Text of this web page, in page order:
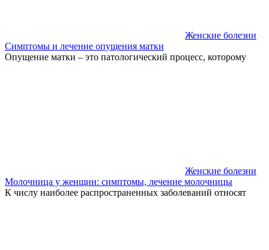
Женские болезни
Симптомы и лечение опущения матки
Опущение матки – это патологический процесс, которому
Женские болезни
Молочница у женщин: симптомы, лечение молочницы
К числу наиболее распространенных заболеваний относят